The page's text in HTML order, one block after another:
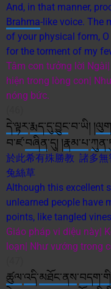
And, in that manner,
Brahma-like voice. The
of your physical form,
for the torment of my
Tâm con tưởng lời
hiện trong lòng con|
nóng bức.
དེ་ལྟར་རྨད་དུ་བྱུང་བ་ཡི། །
བ་ཛ་བཞིན་དུ། །རྣམ་པ་
於此希有殊勝教 諸多
兔絲草
Although this excellent
unlearned people have
points, like tangled
Giáo pháp vi diệu này|
loạn| Như vướng trong
ཚུལ་འདི་མཐོང་ནས་